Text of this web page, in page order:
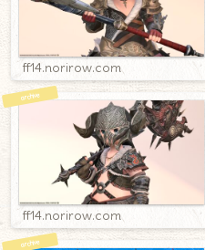
ff14.norirow.com
ff14.norirow.com